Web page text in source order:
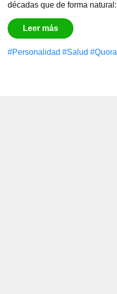
décadas que de forma natural:
Leer más
#Personalidad #Salud #Quora